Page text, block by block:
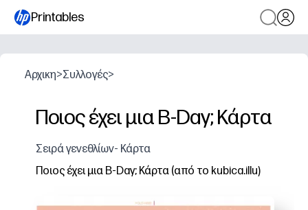
Printables
Αρχικη>Συλλογές>
Ποιος έχει μια B-Day; Κάρτα
Σειρά γενεθλίων- Κάρτα
Ποιος έχει μια B-Day; Κάρτα (από το kubica.illu)